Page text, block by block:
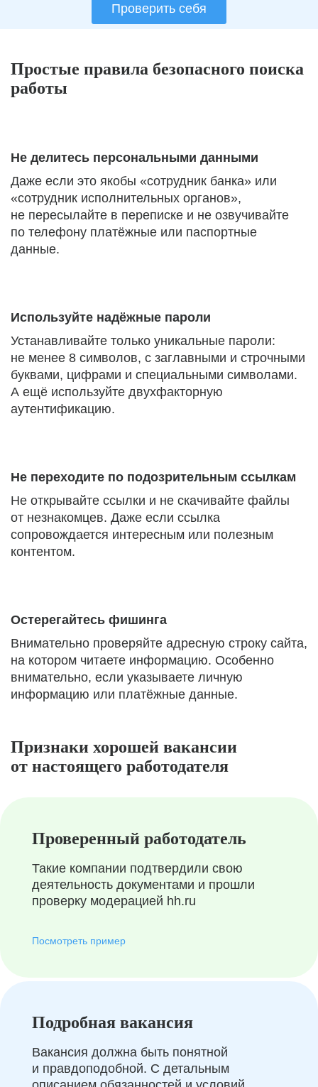
Проверить себя
Простые правила безопасного поиска
работы
Не делитесь персональными данными
Даже если это якобы «сотрудник банка» или
«сотрудник исполнительных органов»,
не пересылайте в переписке и не озвучивайте
по телефону платёжные или паспортные
данные.
Используйте надёжные пароли
Устанавливайте только уникальные пароли:
не менее 8 символов, с заглавными и строчными
буквами, цифрами и специальными символами.
А ещё используйте двухфакторную
аутентификацию.
Не переходите по подозрительным ссылкам
Не открывайте ссылки и не скачивайте файлы
от незнакомцев. Даже если ссылка
сопровождается интересным или полезным
контентом.
Остерегайтесь фишинга
Внимательно проверяйте адресную строку сайта,
на котором читаете информацию. Особенно
внимательно, если указываете личную
информацию или платёжные данные.
Признаки хорошей вакансии
от настоящего работодателя
Проверенный работодатель
Такие компании подтвердили свою
деятельность документами и прошли
проверку модерацией hh.ru
Посмотреть пример
Подробная вакансия
Вакансия должна быть понятной
и правдоподобной. С детальным